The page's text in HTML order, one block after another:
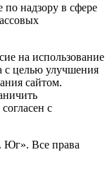
по надзору в сфере
на использование
с целью улучшения
сайтом.
с
Юг». Все права